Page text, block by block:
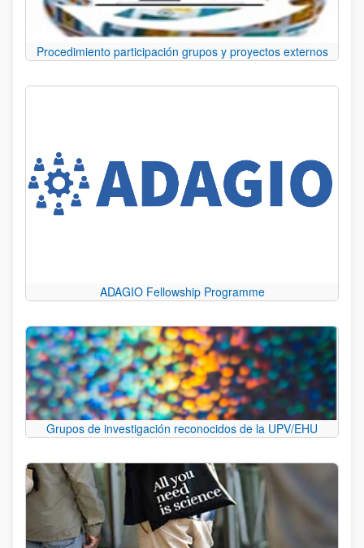
Procedimiento participación grupos y proyectos externos
ADAGIO Fellowship Programme
Grupos de investigación reconocidos de la UPV/EHU